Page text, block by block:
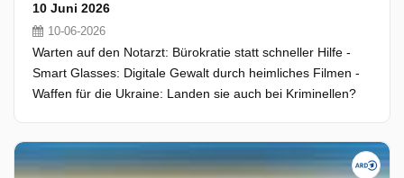
10 Juni 2026
10-06-2026
Warten auf den Notarzt: Bürokratie statt schneller Hilfe -
Smart Glasses: Digitale Gewalt durch heimliches Filmen -
Waffen für die Ukraine: Landen sie auch bei Kriminellen?